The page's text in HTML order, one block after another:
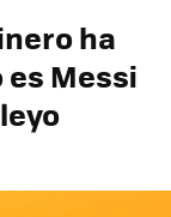
ha
Messi